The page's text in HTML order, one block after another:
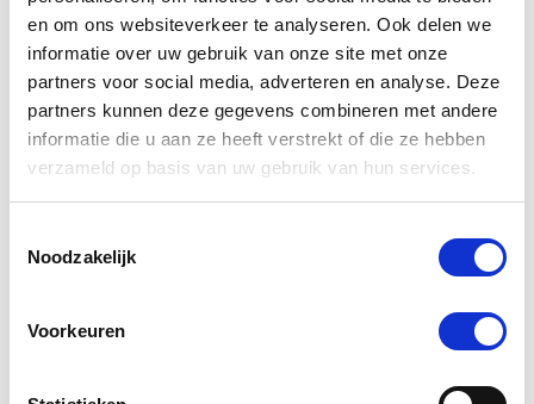
en om ons websiteverkeer te analyseren. Ook delen we
informatie over uw gebruik van onze site met onze
partners voor social media, adverteren en analyse. Deze
partners kunnen deze gegevens combineren met andere
informatie die u aan ze heeft verstrekt of die ze hebben
verzameld op basis van uw gebruik van hun services.
Noodzakelijk
Voorkeuren
4.5
star
rating
33 Beoordelingen
Herbimals Vachtspray 250 ml (voorheen
Silverlinde)